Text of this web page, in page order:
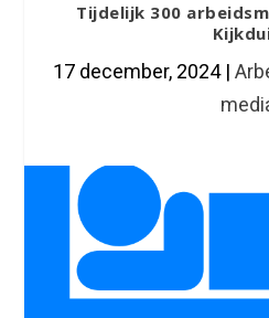
Tijdelijk 300
17 december, 2024|